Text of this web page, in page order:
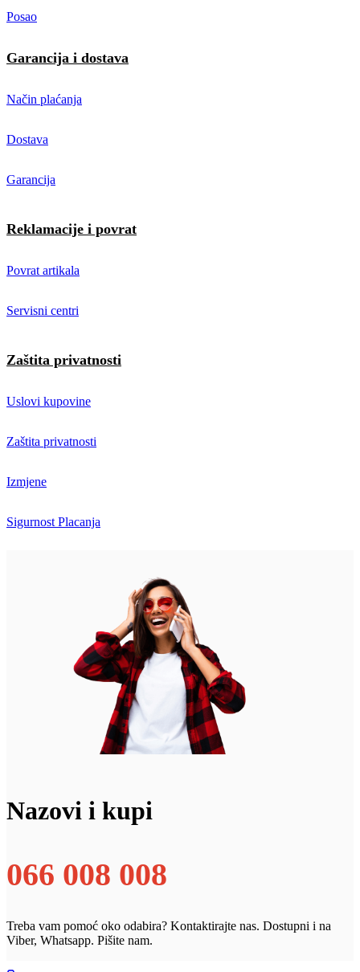
Posao
Garancija i dostava
Način plaćanja
Dostava
Garancija
Reklamacije i povrat
Povrat artikala
Servisni centri
Zaštita privatnosti
Uslovi kupovine
Zaštita privatnosti
Izmjene
Sigurnost Placanja
Nazovi i kupi
066 008 008
Treba vam pomoć oko odabira? Kontaktirajte nas. Dostupni i na
Viber, Whatsapp. Pišite nam.